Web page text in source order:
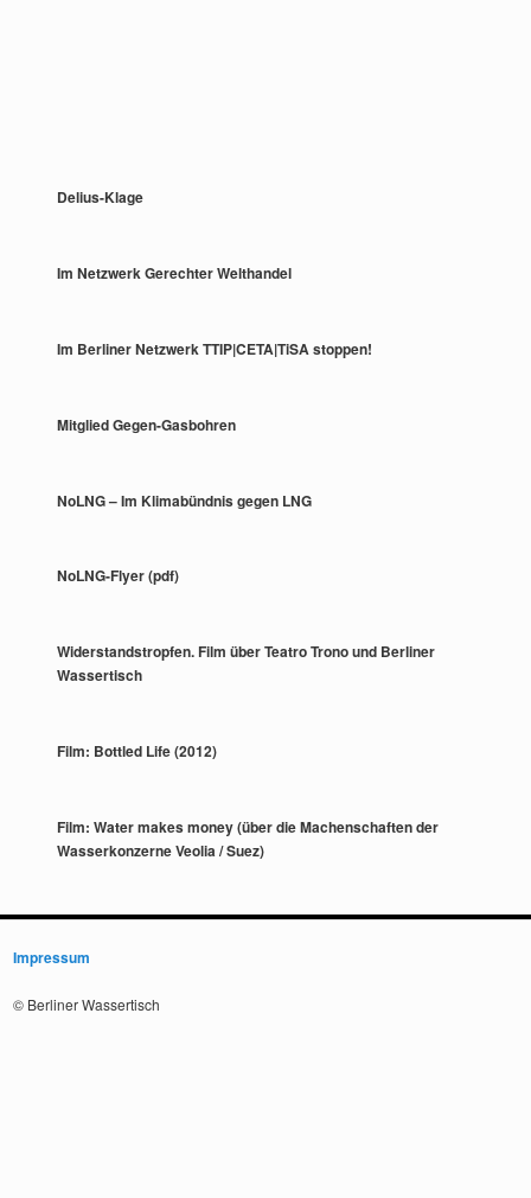
Delius-Klage
Im Netzwerk Gerechter Welthandel
Im Berliner Netzwerk TTIP|CETA|TiSA stoppen!
Mitglied Gegen-Gasbohren
NoLNG – Im Klimabündnis gegen LNG
NoLNG-Flyer (pdf)
Widerstandstropfen. Film über Teatro Trono und Berliner
Wassertisch
Film: Bottled Life (2012)
Film: Water makes money (über die Machenschaften der
Wasserkonzerne Veolia / Suez)
Impressum
© Berliner Wassertisch